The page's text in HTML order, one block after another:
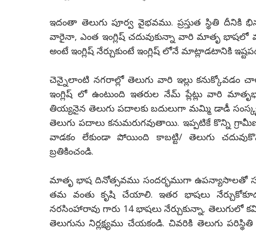
ఇదంతా తెలుగు పూర్వ వైభవము. ప్రస్తుత స్థితి
వారైనా, ఎంత ఇంగ్లిష్ చదువుకున్నా వారి మాతృ
అంటే ఇంగ్లిష్ నేర్చుకుంటే ఇంగ్లిష్ లోనే మాట్లాడటానికి
చెన్నైలాంటి నగరాల్లో తెలుగు వారి ఇల్లు కనుక్కోవడం
ఇంగ్లిష్ లో ఉంటుంది ఇతరుల నేమ్ ప్లేట్లు వారి
తియ్యనైన తెలుగు పదాలకు బదులుగా మమ్మి డాడీ
తెలుగు పదాలు కనుమరుగవుతాయి. ఇప్పటికే కొన్ని
వాడకం లేకుండా పోయింది కాబట్టి/ తెలుగు
బ్రతికించండి.
మాతృ భాష దినోత్సవము సందర్భముగా ఉపన్యాసాలతో
తమ వంతు కృషి చేయాలి. ఇతర భాషలు
నరసింహారావు గారు 14 భాషలు నేర్చుకున్నా, తెలుగులో
తెలుగును నిర్లక్ష్యము చేయకండి. చివరికి తెలుగు